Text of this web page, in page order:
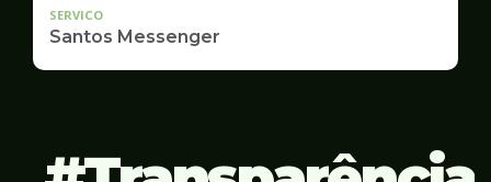
SERVICO
Santos Messenger